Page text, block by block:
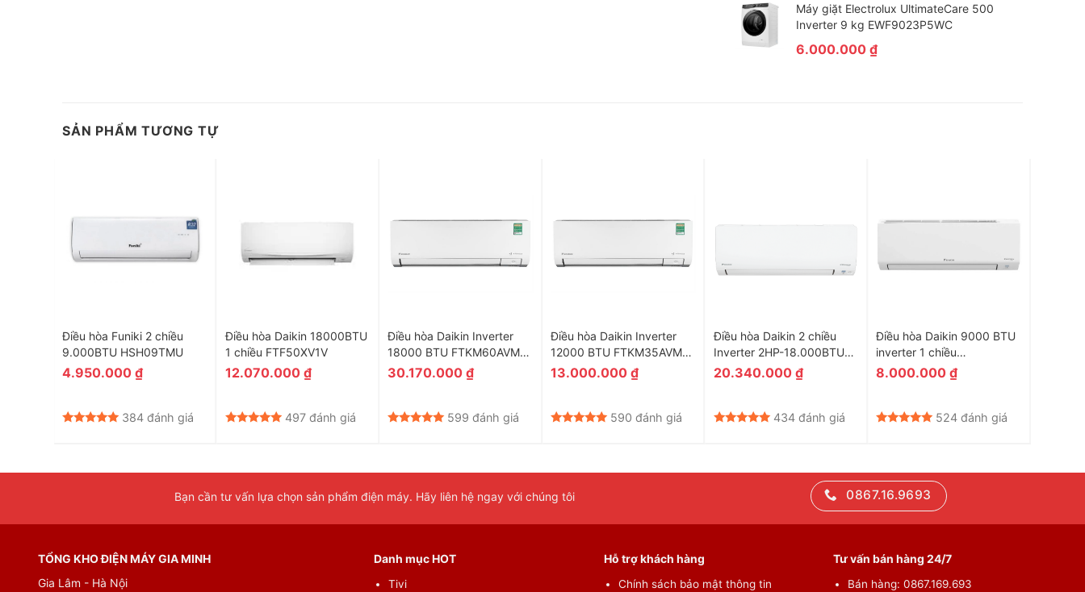
Máy giặt Electrolux UltimateCare 500
Inverter 9 kg EWF9023P5WC
6.000.000₫
SẢN PHẨM TƯƠNG TỰ
Điều hòa Funiki 2 chiều
9.000BTU HSH09TMU
4.950.000 ₫
384 đánh giá
Điều hòa Daikin 18000BTU
1 chiều FTF50XV1V
12.070.000 ₫
497 đánh giá
Điều hòa Daikin Inverter
18000 BTU FTKM60AVMV
Model 2026
30.170.000₫
599 đánh giá
Điều hòa Daikin Inverter
12000 BTU FTKM35AVMV
Model 2026
13.000.000 ₫
590 đánh giá
Điều hòa Daikin 2 chiều
Inverter 2HP-18.000BTU
FTXV50QVMV
20.340.000 ₫
434 đánh giá
Điều hòa Daikin 9000 BTU
inverter 1 chiều
FTKB25YVMV (MODEL
8.000.000₫
524 đánh giá
Bạn cần tư vấn lựa chọn sản phẩm điện máy. Hãy liên hệ ngay với chúng tôi 0867.16.9693
TỔNG KHO ĐIỆN MÁY GIA MINH
Gia Lâm - Hà Nội
Danh mục HOT
Tivi
Hỗ trợ khách hàng
Chính sách bảo mật thông tin
Tư vấn bán hàng 24/7
Bán hàng: 0867.169.693